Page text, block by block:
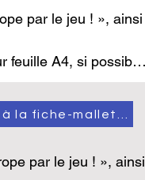
par le jeu ! », ainsi
feuille A4, si possible
du jeu ».
par le jeu ! », ainsi